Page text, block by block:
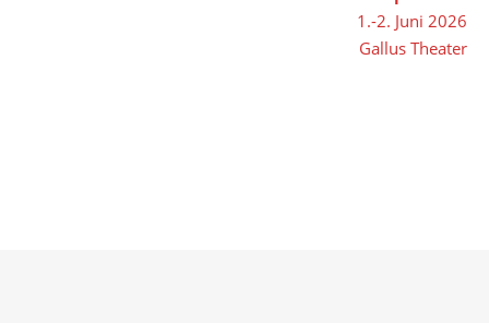
1.-2. Juni 2026
Gallus Theater